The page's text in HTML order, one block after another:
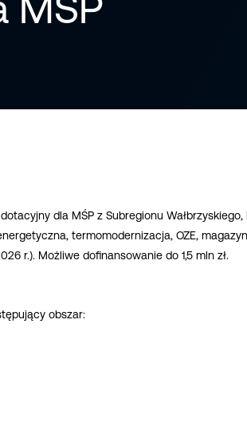
dla MŚP z Subregionu
termomodernizacja, OZE,
r.). Możliwe dofinansowanie do 1,5 mln zł.
obszar: